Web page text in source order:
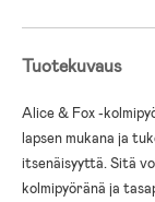
Tuotekuvaus
Alice & Fox -
lapsen mukana ja
itsenäisyyttä. Sitä
kolmipyöränä ja